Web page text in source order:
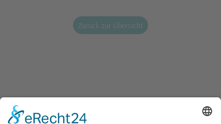
Zurück zur Übersicht